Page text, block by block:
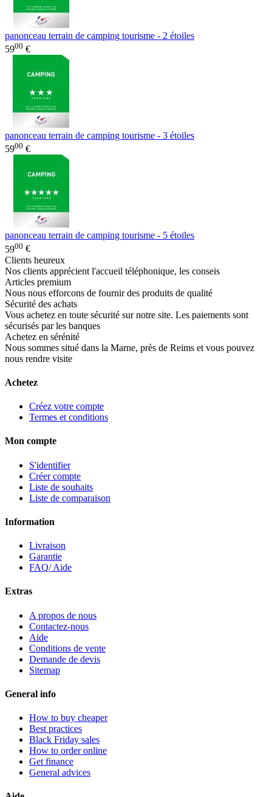
panonceau terrain de camping tourisme - 2 étoiles
5900 €
panonceau terrain de camping tourisme - 3 étoiles
5900 €
panonceau terrain de camping tourisme - 5 étoiles
5900 €
Clients heureux
Nos clients apprécient l'accueil téléphonique, les conseis
Articles premium
Nous nous efforcons de fournir des produits de qualité
Sécurité des achats
Vous achetez en toute sécurité sur notre site. Les paiements sont
sécurisés par les banques
Achetez en sérénité
Nous sommes situé dans la Marne, près de Reims et vous pouvez
nous rendre visite
Achetez
Créez votre compte
Termes et conditions
Mon compte
S'identifier
Créer compte
Liste de souhaits
Liste de comparaison
Information
Livraison
Garantie
FAQ/ Aide
Extras
A propos de nous
Contactez-nous
Aide
Conditions de vente
Demande de devis
Sitemap
General info
How to buy cheaper
Best practices
Black Friday sales
How to order online
Get finance
General advices